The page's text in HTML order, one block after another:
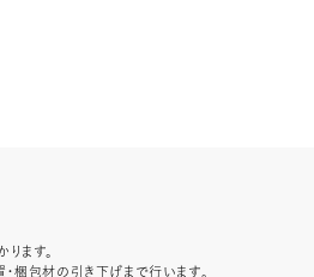
ます。
梱包材の引き下げまで行います。